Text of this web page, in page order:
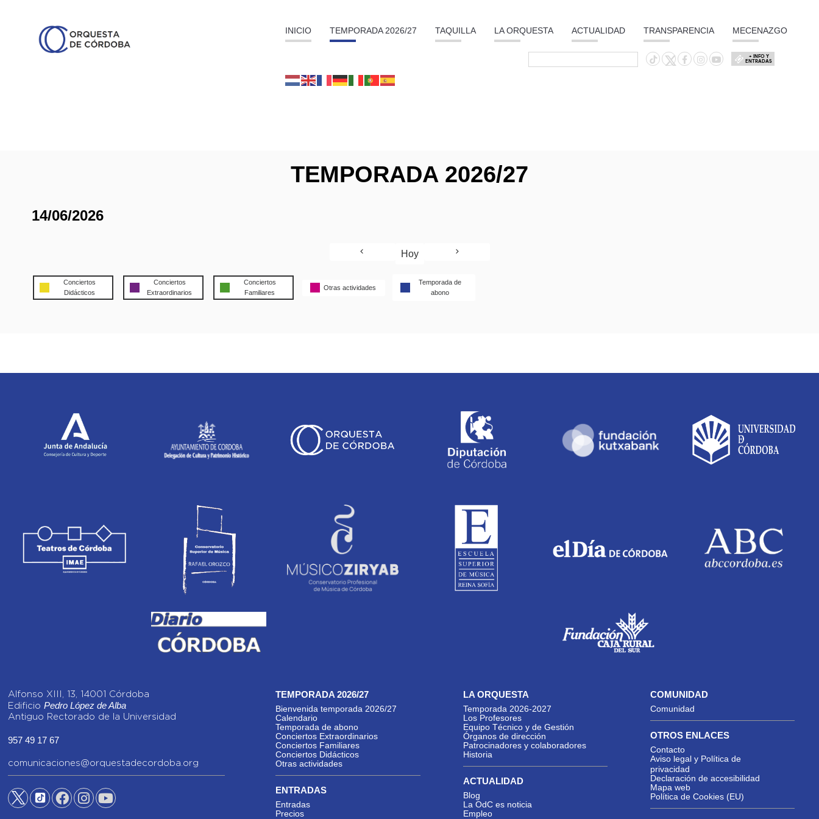
INICIO TEMPORADA 2026/27 TAQUILLA LA ORQUESTA ACTUALIDAD TRANSPARENCIA MECENAZGO
+ INFO Y
ENTRADAS
TEMPORADA 2026/27
14/06/2026
Hoy
Conciertos
Didácticos
Conciertos
Extraordinarios
Conciertos
Familiares
Otras actividades
Temporada de
abono
Alfonso XIII, 13, 14001 Córdoba
Edificio Pedro López de Alba
Antiguo Rectorado de la Universidad
957 49 17 67
comunicaciones@orquestadecordoba.org
TEMPORADA 2026/27
Bienvenida temporada 2026/27
Calendario
Temporada de abono
Conciertos Extraordinarios
Conciertos Familiares
Conciertos Didácticos
Otras actividades
ENTRADAS
Entradas
Precios
LA ORQUESTA
Temporada 2026-2027
Los Profesores
Equipo Técnico y de Gestión
Órganos de dirección
Patrocinadores y colaboradores
Historia
ACTUALIDAD
Blog
La OdC es noticia
Empleo
COMUNIDAD
Comunidad
OTROS ENLACES
Contacto
Aviso legal y Política de
privacidad
Declaración de accesibilidad
Mapa web
Política de Cookies (EU)